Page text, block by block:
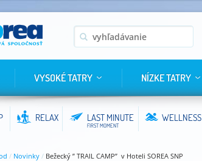
VYSOKÉ TATRY NÍZKE TATRY
RELAX LAST MINUTE
FIRST MOMENT
WELLNESS
/ Novinky / Bežecký ” TRAIL CAMP” v Hoteli SOREA SNP